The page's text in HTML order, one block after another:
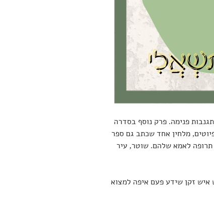
פנימה. פרק נוסף בסדרה
מלחין אחד שכתב גם ספר
תרופה לאמא שלהם. שוטר, עיר
זקן שידע פעם איפה למצוא